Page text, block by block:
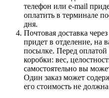
телефон или e-mail
оплатить в терминале
дня.
Почтовая доставка
придет в отделение, на
посылке. Перед
коробки: вес,
самостоятельно вы
Один заказ может
его стоимость не